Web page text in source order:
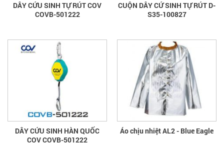
DÂY CỨU SINH TỰ RÚT COV
COVB-501222
CUỘN DÂY CỨ SINH TỰ RÚT D-
S35-100827
DÂY CỨU SINH HÀN QUỐC
COV COVB-501222
Áo chịu nhiệt AL2 - Blue Eagle